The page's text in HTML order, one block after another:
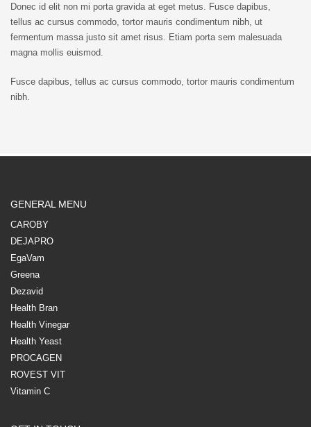
Donec id elit non mi porta gravida at eget metus. Fusce dapibus,
tellus ac cursus commodo, tortor mauris condimentum nibh, ut
fermentum massa justo sit amet risus. Etiam porta sem malesuada
magna mollis euismod.
Fusce dapibus, tellus ac cursus commodo, tortor mauris condimentum
nibh.
GENERAL MENU
CAROBY
DEJAPRO
EgaVam
Greena
Dezavid
Health Bran
Health Vinegar
Health Yeast
PROCAGEN
ROVEST VIT
Vitamin C